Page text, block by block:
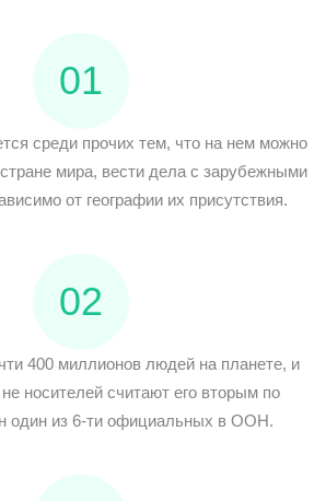
01
среди прочих тем, что на нем можно
мира, вести дела с зарубежными
от географии их присутствия.
02
400 миллионов людей на планете, и
носителей считают его вторым по
один из 6-ти официальных в ООН.